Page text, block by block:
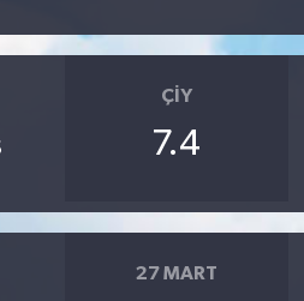
ÇIY
7.4
27 MART